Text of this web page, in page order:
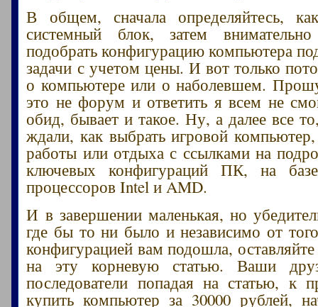
В общем, сначала определяйтесь,
системный блок, затем
подобрать конфигурацию компьютера
задачи с учетом цены. И вот только
о компьютере или о наболевшем.
это не форум и ответить я всем не
обид, бывает и такое. Ну, а далее все
ждали, как выбрать игровой
работы или отдыха с ссылками на
ключевых конфигураций ПК, на
процессоров Intel и AMD.
И в завершении маленькая, но
где бы то ни было и независимо от того
конфигурацией вам подошла,
на эту корневую статью. Ваши
последователи попадая на статью, к
купить компьютер за 30000 рублей,